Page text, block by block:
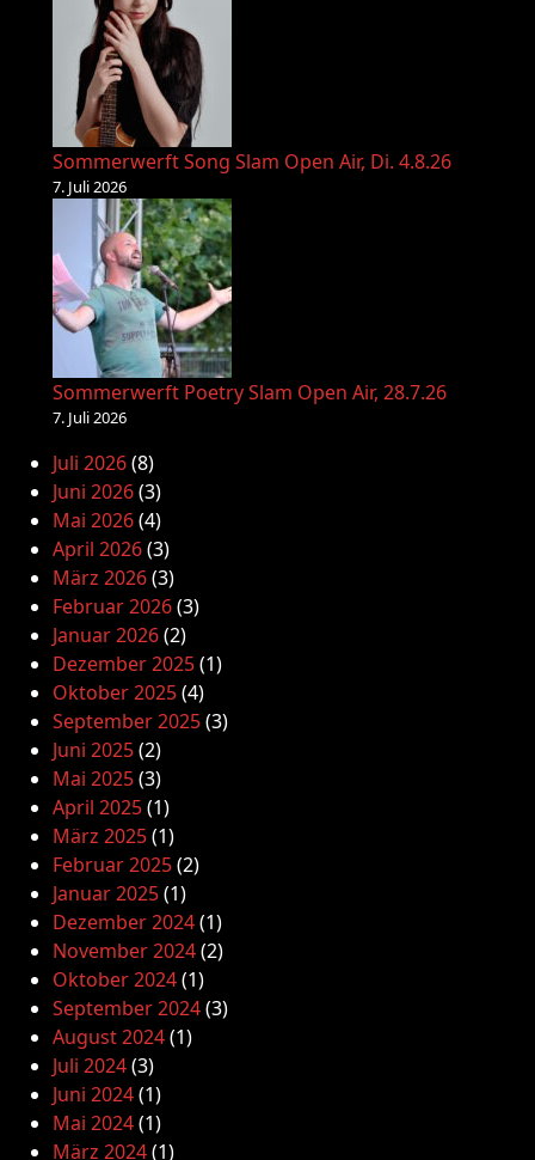
Sommerwerft Song Slam Open Air, Di. 4.8.26
7. Juli 2026
Sommerwerft Poetry Slam Open Air, 28.7.26
7. Juli 2026
Juli 2026(8)
Juni 2026(3)
Mai 2026(4)
April 2026(3)
März 2026(3)
Februar 2026(3)
Januar 2026(2)
Dezember 2025(1)
Oktober 2025(4)
September 2025(3)
Juni 2025(2)
Mai 2025(3)
April 2025(1)
März 2025(1)
Februar 2025(2)
Januar 2025(1)
Dezember 2024(1)
November 2024(2)
Oktober 2024(1)
September 2024(3)
August 2024(1)
Juli 2024(3)
Juni 2024(1)
Mai 2024(1)
März 2024(1)